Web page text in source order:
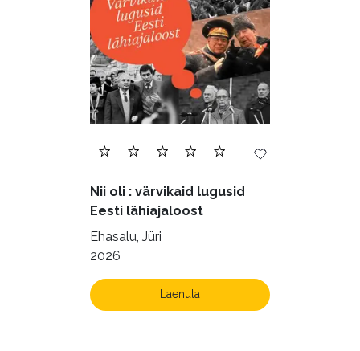
Nii oli : värvikaid lugusid
Eesti lähiajaloost
Ehasalu, Jüri
2026
Laenuta